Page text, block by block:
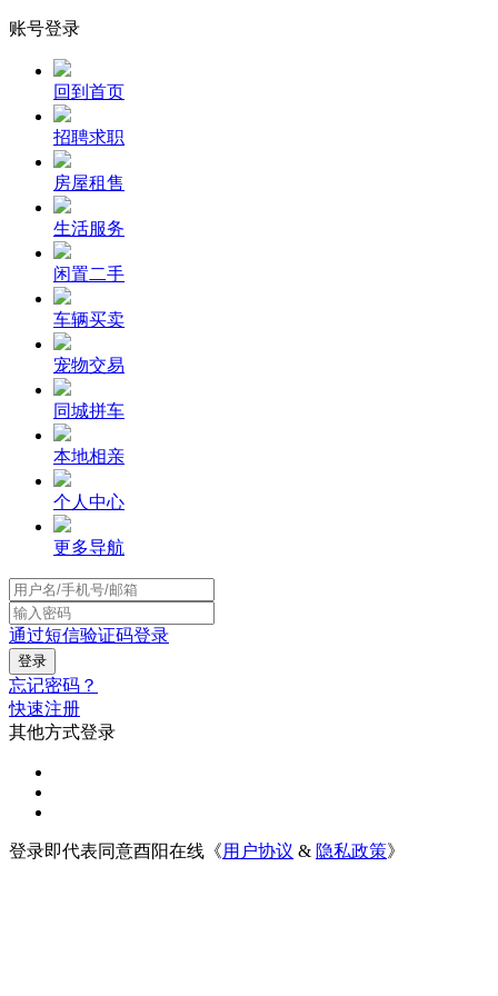
账号登录
回到首页
招聘求职
房屋租售
生活服务
闲置二手
车辆买卖
宠物交易
同城拼车
本地相亲
个人中心
更多导航
通过短信验证码登录
忘记密码？
快速注册
其他方式登录
登录即代表同意酉阳在线《用户协议 & 隐私政策》